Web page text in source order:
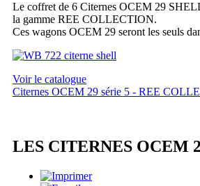
Le coffret de 6 Citernes OCEM 29
la gamme REE COLLECTION.
Ces wagons OCEM 29 seront les seuls
Voir le catalogue
Citernes OCEM 29 série 5 - REE
LES CITERNES OCEM